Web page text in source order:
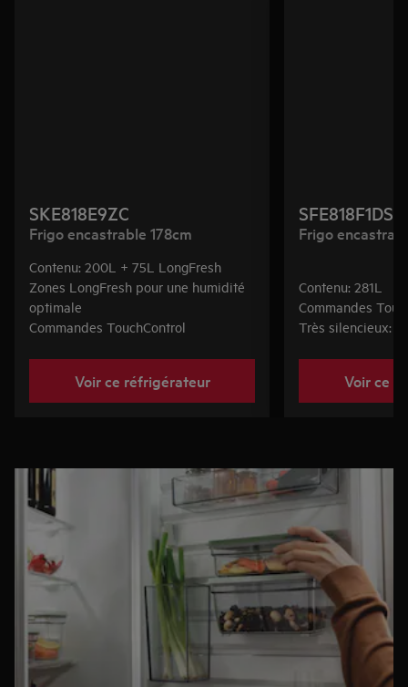
SKE818E9ZC
Frigo encastrable 178cm
Contenu: 200L + 75L LongFresh
Zones LongFresh pour une humidité
optimale
Commandes TouchControl
Voir ce réfrigérateur
SFE818F1DS
Frigo
Contenu: 281L
Commandes
Très silencieux:
Voir ce